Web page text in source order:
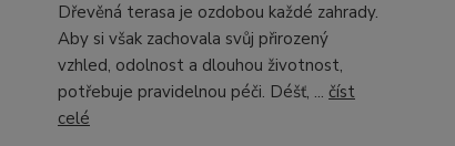
Dřevěná terasa je ozdobou každé zahrady.
Aby si však zachovala svůj přirozený
vzhled, odolnost a dlouhou životnost,
potřebuje pravidelnou péči. Déšť, ... číst
celé